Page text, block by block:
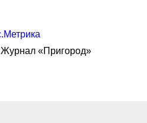
Журнал «Пригород»